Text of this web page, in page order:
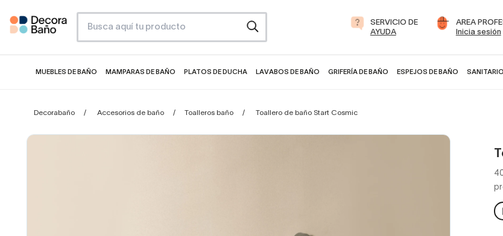
SERVICIO DE
AYUDA
AREA
Inicia sesión
MUEBLES DE BAÑO MAMPARAS DE BAÑO PLATOS DE DUCHA LAVABOS DE BAÑO GRIFERÍA DE BAÑO ESPEJOS DE BAÑO
Decorabaño Accesorios de baño Toalleros baño Toallero de baño Start Cosmic